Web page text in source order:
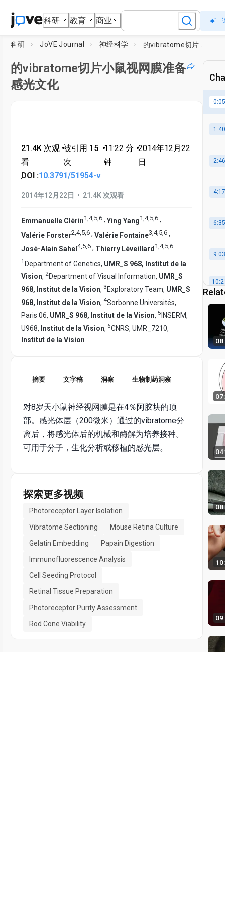
科研 教育 商业
科研 JoVE Journal 神经科学
的vibratome切片小鼠视网膜准备
感光文化
21.4K 次观
看
•被引用 15
次
•11:22 分
钟
•2014年12月22
日
DOI :10.3791/51954-v
2014年12月22日 • 21.4K 次观看
Emmanuelle Clérin1,4,5,6 , Ying Yang1,4,5,6 ,
Valérie Forster2 4, 5 6 , Valérie Fontaine3 4, 5 6 ,
José-Alain Sahel 4,5,6 , Thierry Léveillard 1,4,5,6
1 Department of Genetics, UMR_S 968, Institut de la
Vision, 2Department of Visual Information, UMR_S
968, Institut de la Vision, 3 Exploratory Team, UMR_S
968, Institut de la Vision, 4Sorbonne Universités,
Paris 06, UMR_S 968, Institut de la Vision, 5 INSERM,
U968, Institut de la Vision, 6CNRS, UMR_7210,
Institut de la Vision
摘要 文字稿 洞察 生物制药洞察
对8岁天小鼠神经视网膜是在4％阿胶块的顶
部。感光体层（200微米）通过的vibratome分
离后，将感光体后的机械和酶解为培养接种。
可用于分子，生化分析或移植的感光层。
探索更多视频
Photoreceptor Layer Isolation
Vibratome Sectioning
Mouse Retina Culture
Gelatin Embedding
Papain Digestion
Immunofluorescence Analysis
Cell Seeding Protocol
Retinal Tissue Preparation
Photoreceptor Purity Assessment
Rod Cone Viability